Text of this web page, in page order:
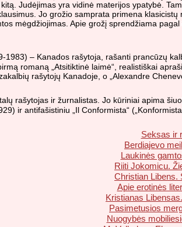
Judėjimas yra vidinė materijos ypatybė.
Jo grožio samprata primena
mėgdžiojimas. Apie grožį sprendžiama
1983) – Kanados rašytoja, rašanti prancūzų
romaną „Atsitiktinė laimė“, realistiškai
rašytojų Kanadoje, o „Alexandre
rašytojas ir žurnalistas. Jo kūriniai apima
ir antifašistiniu „Il Conformista“
Seksas ir
Berdiajevo
Laukinės
Riiti Jokomicu.
Christian Libens.
Apie erotinės
Kristianas
Pasimetusios
Nuogybės